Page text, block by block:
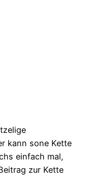
kann sone Kette
einfach mal,
zur Kette